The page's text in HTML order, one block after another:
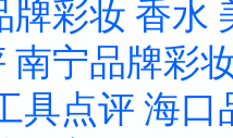
牌彩妆 香水
南宁品牌彩
具点评 海口